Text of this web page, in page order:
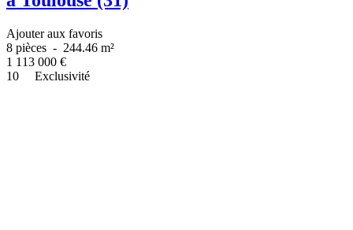
Ajouter aux favoris
8 pièces - 244.46 m²
1 113 000 €
10
Exclusivité